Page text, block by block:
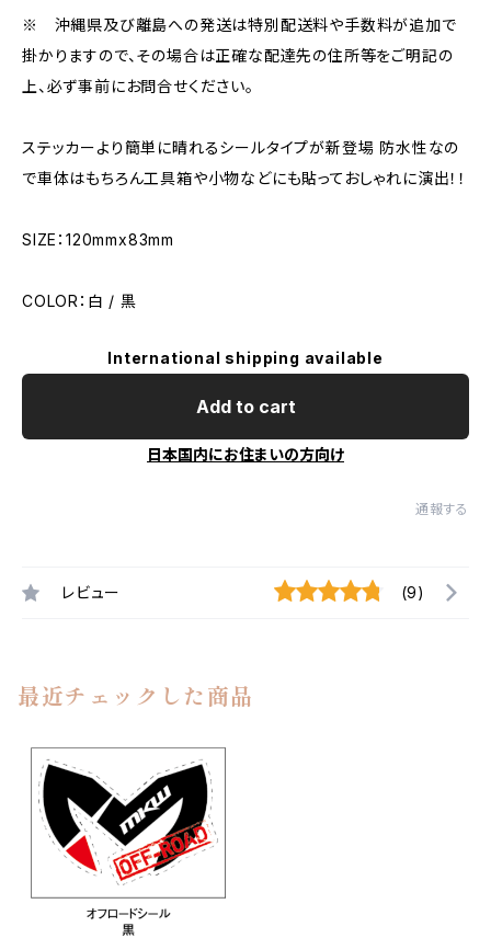
※ 沖縄県及び離島への発送は特別配送料や手数料が追加で
掛かりますので、その場合は正確な配達先の住所等をご明記の
上、必ず事前にお問合せください。
ステッカーより簡単に晴れるシールタイプが新登場 防水性なの
で車体はもちろん工具箱や小物などにも貼っておしゃれに演出！！
SIZE：120mmx83mm
COLOR：白 / 黒
International shipping available
Add to cart
日本国内にお住まいの方向け
通報する
レビュー (9)
最近チェックした商品